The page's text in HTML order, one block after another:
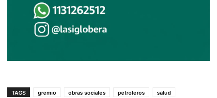
TAGS gremio obras sociales petroleros
salud